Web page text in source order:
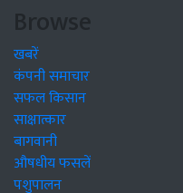
Browse
खबरें
कंपनी समाचार
सफल किसान
साक्षात्कार
बागवानी
औषधीय फसलें
पशुपालन